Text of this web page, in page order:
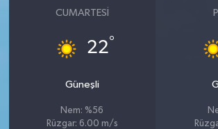
CUMARTESI
22°
Güneşli
Nem: %56
Rüzgar: 6.00 m/s